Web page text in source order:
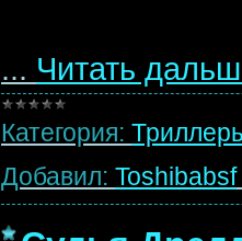
... Читать
Категория:
Добавил: Toshibabsf